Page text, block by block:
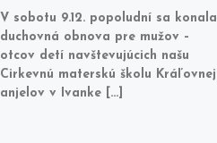
V sobotu 9.12. popoludní sa konala
duchovná obnova pre mužov –
otcov detí navštevujúcich našu
Cirkevnú materskú školu Kráľovnej
anjelov v Ivanke […]